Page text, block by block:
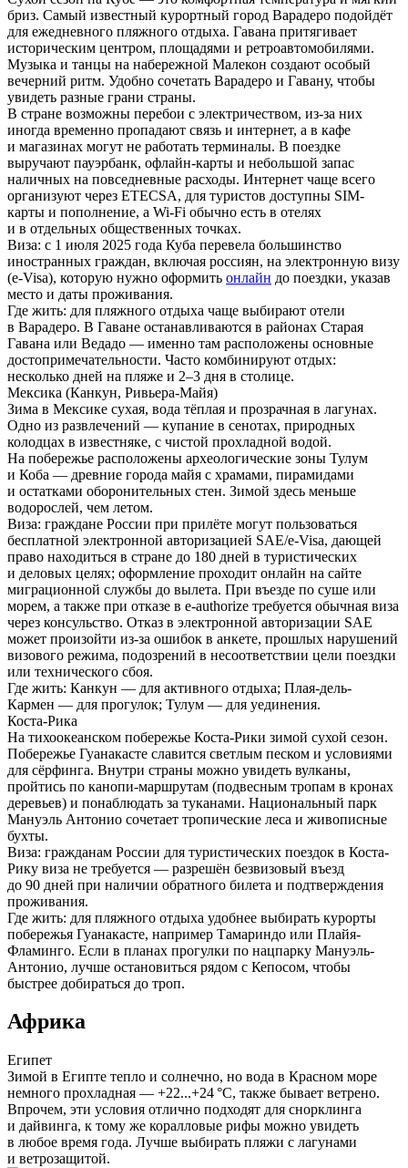
бриз. Самый известный курортный город Варадеро подойдёт
для ежедневного пляжного отдыха. Гавана притягивает
историческим центром, площадями и ретроавтомобилями.
Музыка и танцы на набережной Малекон создают особый
вечерний ритм. Удобно сочетать Варадеро и Гавану, чтобы
увидеть разные грани страны.
В стране возможны перебои с электричеством, из-за них
иногда временно пропадают связь и интернет, а в кафе
и магазинах могут не работать терминалы. В поездке
выручают пауэрбанк, офлайн-карты и небольшой запас
наличных на повседневные расходы. Интернет чаще всего
организуют через ETECSA, для туристов доступны SIM-
карты и пополнение, а Wi-Fi обычно есть в отелях
и в отдельных общественных точках.
Виза: c 1 июля 2025 года Куба перевела большинство
иностранных граждан, включая россиян, на электронную визу
(e-Visa), которую нужно оформить онлайн до поездки, указав
место и даты проживания.
Где жить: для пляжного отдыха чаще выбирают отели
в Варадеро. В Гаване останавливаются в районах Старая
Гавана или Ведадо — именно там расположены основные
достопримечательности. Часто комбинируют отдых:
несколько дней на пляже и 2–3 дня в столице.
Мексика (Канкун, Ривьера-Майя)
Зима в Мексике сухая, вода тёплая и прозрачная в лагунах.
Одно из развлечений — купание в сенотах, природных
колодцах в известняке, с чистой прохладной водой.
На побережье расположены археологические зоны Тулум
и Коба — древние города майя с храмами, пирамидами
и остатками оборонительных стен. Зимой здесь меньше
водорослей, чем летом.
Виза: граждане России при прилёте могут пользоваться
бесплатной электронной авторизацией SAE/e-Visa, дающей
право находиться в стране до 180 дней в туристических
и деловых целях; оформление проходит онлайн на сайте
миграционной службы до вылета. При въезде по суше или
морем, а также при отказе в e-authorize требуется обычная виза
через консульство. Отказ в электронной авторизации SAE
может произойти из-за ошибок в анкете, прошлых нарушений
визового режима, подозрений в несоответствии цели поездки
или технического сбоя.
Где жить: Канкун — для активного отдыха; Плая-дель-
Кармен — для прогулок; Тулум — для уединения.
Коста-Рика
На тихоокеанском побережье Коста-Рики зимой сухой сезон.
Побережье Гуанакасте славится светлым песком и условиями
для сёрфинга. Внутри страны можно увидеть вулканы,
пройтись по канопи-маршрутам (подвесным тропам в кронах
деревьев) и понаблюдать за туканами. Национальный парк
Мануэль Антонио сочетает тропические леса и живописные
бухты.
Виза: гражданам России для туристических поездок в Коста-
Рику виза не требуется — разрешён безвизовый въезд
до 90 дней при наличии обратного билета и подтверждения
проживания.
Где жить: для пляжного отдыха удобнее выбирать курорты
побережья Гуанакасте, например Тамариндо или Плайя-
Фламинго. Если в планах прогулки по нацпарку Мануэль-
Антонио, лучше остановиться рядом с Кепосом, чтобы
быстрее добираться до троп.
Африка
Египет
Зимой в Египте тепло и солнечно, но вода в Красном море
немного прохладная — +22...+24 °C, также бывает ветрено.
Впрочем, эти условия отлично подходят для снорклинга
и дайвинга, к тому же коралловые рифы можно увидеть
в любое время года. Лучше выбирать пляжи с лагунами
и ветрозащитой.